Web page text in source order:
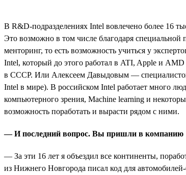
В R&D-подразделениях Intel вовлечено более 16
Это возможно в том числе благодаря специальной
менторинг, то есть возможность учиться у
Intel, который до этого работал в ATI, Apple и
в СССР. Или Алексеем Давыдовым — специалистом
Intel в мире). В российском Intel работает много
компьютерного зрения, Machine learning и
возможность поработать и вырасти рядом с ними.
— И последний вопрос. Вы пришли в компанию
— За эти 16 лет я объездил все континенты,
из Нижнего Новгорода писал код для